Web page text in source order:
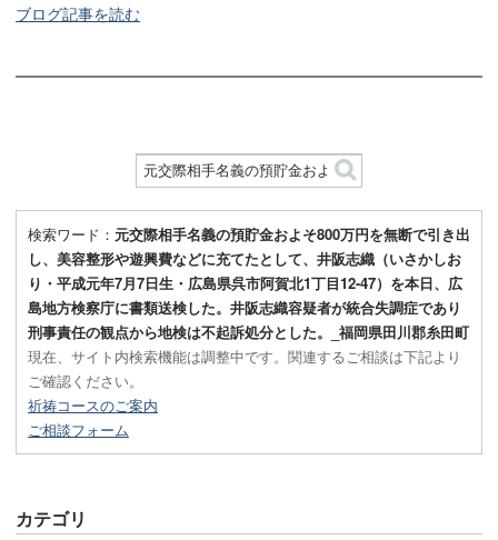
ブログ記事を読む
検索ワード： 元交際相手名義の預貯金およそ800万円を無断で引き出
し、美容整形や遊興費などに充てたとして、井阪志織（いさかしお
り・平成元年7月7日生・広島県呉市阿賀北1丁目12-47）を本日、広
島地方検察庁に書類送検した。井阪志織容疑者が統合失調症であり
刑事責任の観点から地検は不起訴処分とした。_福岡県田川郡糸田町
現在、サイト内検索機能は調整中です。関連するご相談は下記より
ご確認ください。
祈祷コースのご案内
ご相談フォーム
カテゴリ